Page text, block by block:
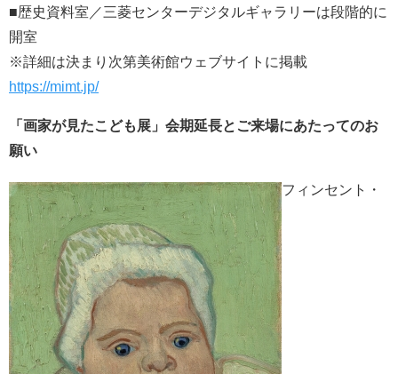
■歴史資料室／三菱センターデジタルギャラリーは段階的に
開室
※詳細は決まり次第美術館ウェブサイトに掲載
https://mimt.jp/
「画家が見たこども展」会期延長とご来場にあたってのお
願い
フィンセント・